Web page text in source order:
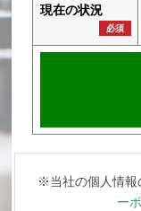
現在の状況
必須
※当社の個人情報
ー